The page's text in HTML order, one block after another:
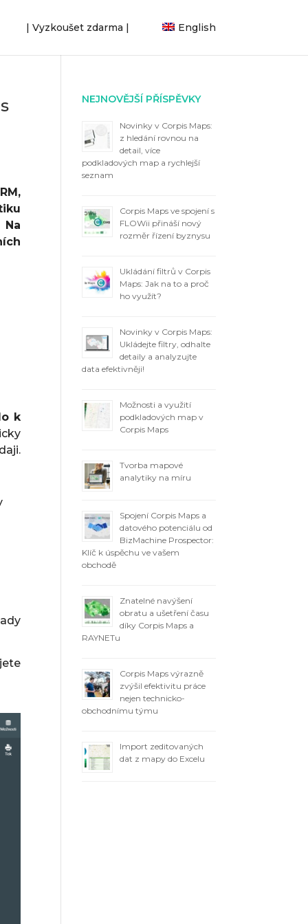
| Vyzkoušet zdarma | English
k
NEJNOVĚJŠÍ PŘÍSPĚVKY
Novinky v Corpis Maps:
z hledání rovnou na
detail, více
podkladových map a rychlejší
seznam
Corpis Maps ve spojení s
FLOWii přináší nový
rozměr řízení byznysu
Ukládání filtrů v Corpis
Maps: Jak na to a proč
ho využít?
Novinky v Corpis Maps:
Ukládejte filtry, odhalte
detaily a analyzujte
data efektivněji!
Možnosti a využití
podkladových map v
Corpis Maps
Tvorba mapové
analytiky na míru
Spojení Corpis Maps a
datového potenciálu od
BizMachine Prospector:
Klíč k úspěchu ve vašem
obchodě
Znatelné navýšení
obratu a ušetření času
díky Corpis Maps a
RAYNETu
Corpis Maps výrazně
zvýšil efektivitu práce
nejen technicko-
obchodnímu týmu
Import zeditovaných
dat z mapy do Excelu